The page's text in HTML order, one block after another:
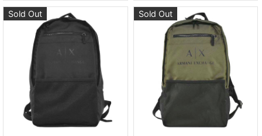
Sold Out Sold Out